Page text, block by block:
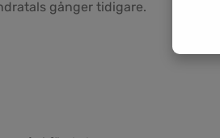
gånger tidigare.